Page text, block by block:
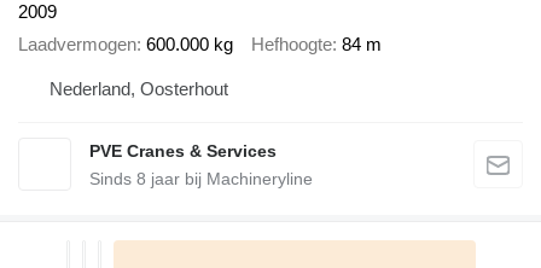
2009
Laadvermogen 600.000 kg Hefhoogte 84 m
Nederland, Oosterhout
PVE Cranes & Services
Sinds 8 jaar bij Machineryline